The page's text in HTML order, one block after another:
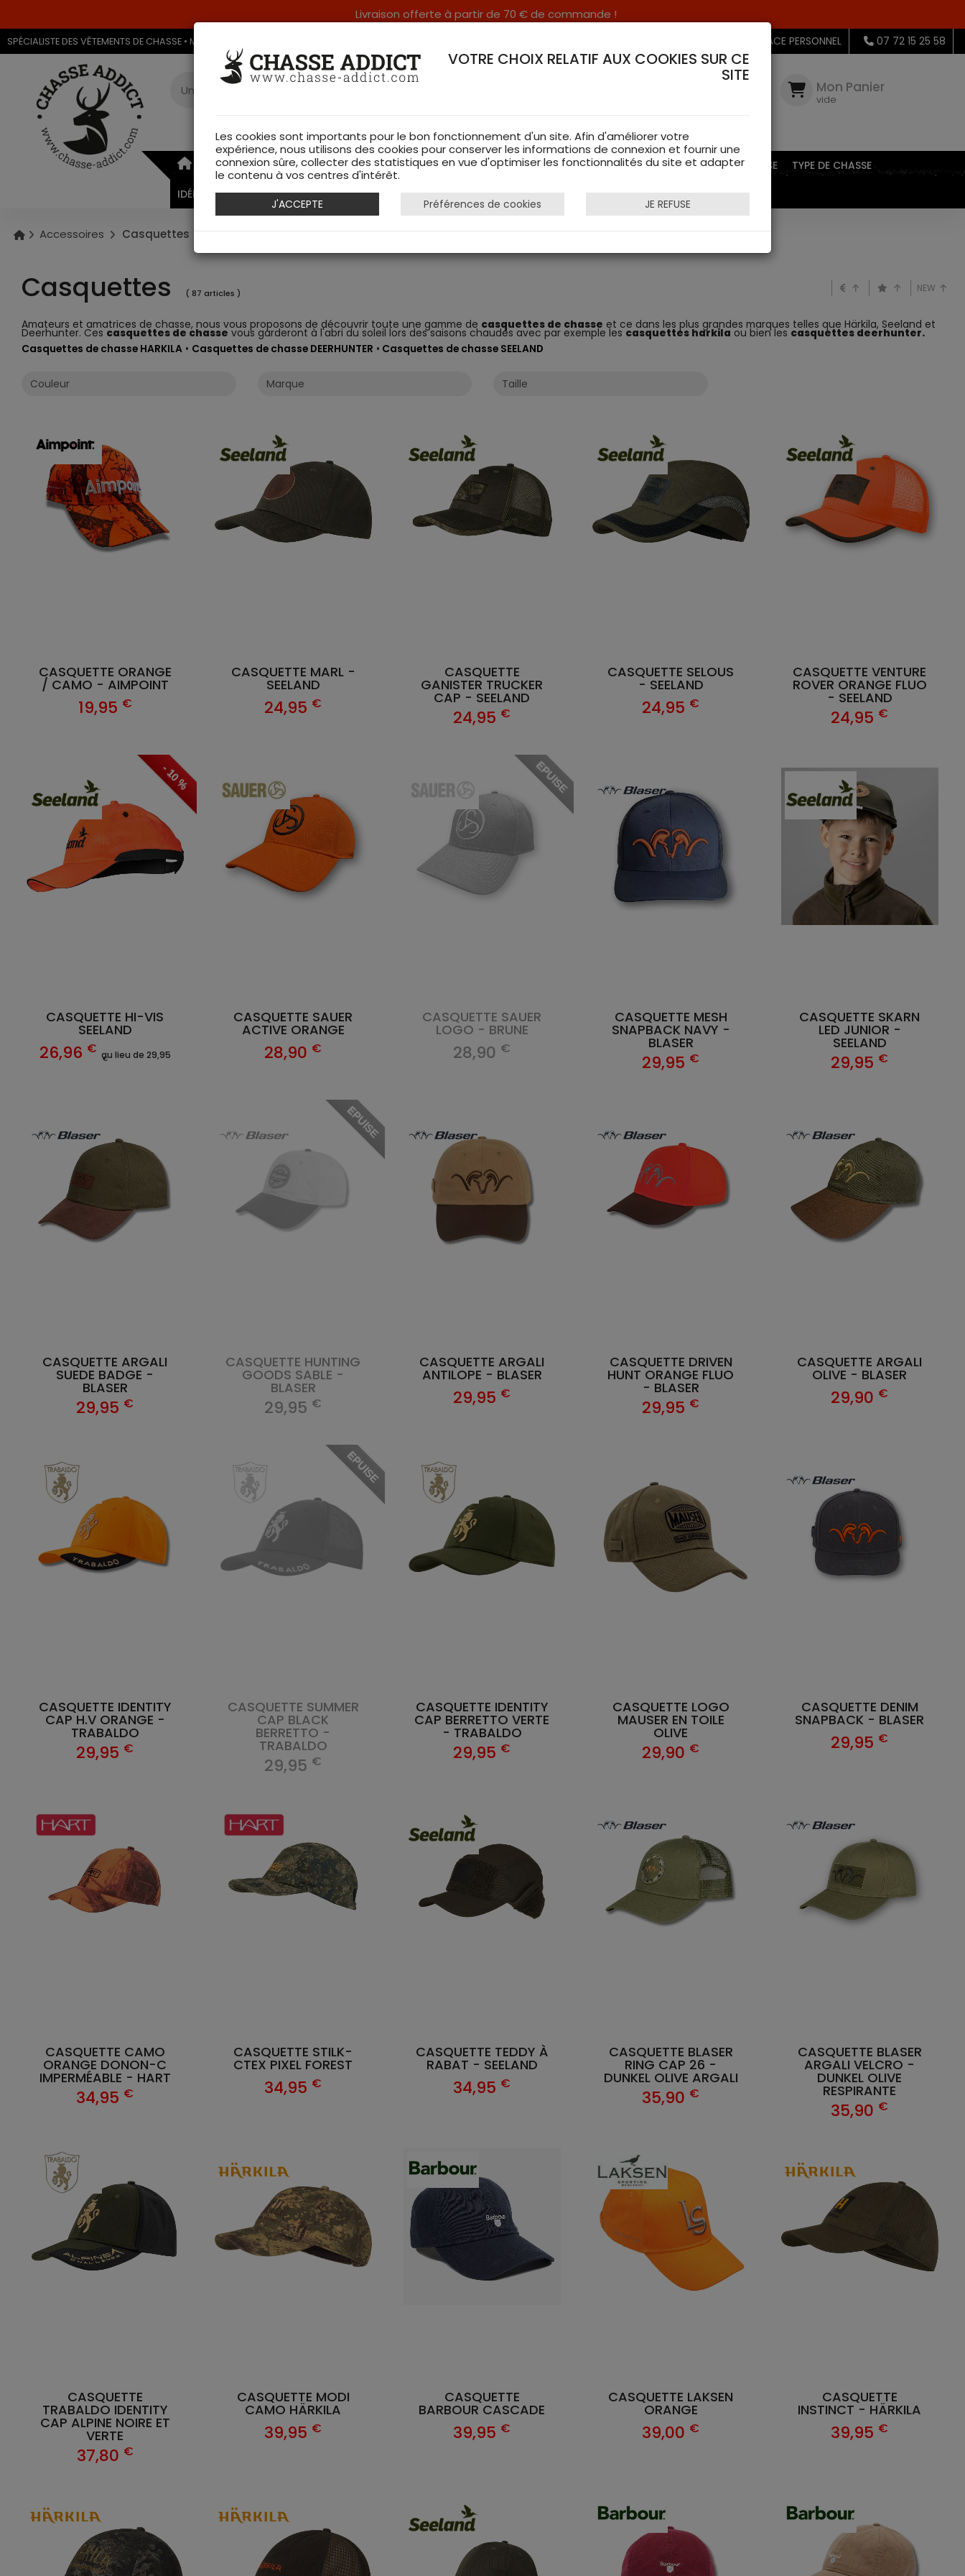
Livraison offerte à partir de 70 € de commande !
SPÉCIALISTE DES VÊTEMENTS DE CHASSE • MAGASIN DE CHASSE & ARMURERIE DANS LES VOSGES & SUR INTERNET MON ESPACE PERSONNEL 07 72 15 25 58
Mon Panier
vide
ARMURERIE VÊTEMENTS DE CHASSE RAYON FEMME CHAUSSURES ACCESSOIRES EQUIPEMENTS DE CHASSE
TYPE DE CHASSE
IDÉES CADEAUX
Accessoires Casquettes
Casquettes ( 87 articles ) NEW
Amateurs et amatrices de chasse, nous vous proposons de découvrir toute une gamme de casquettes de chasse et ce dans les plus grandes marques telles que Härkila, Seeland et
Deerhunter. Ces casquettes de chasse vous garderont à l'abri du soleil lors des saisons chaudes avec par exemple les casquettes harkila ou bien les casquettes deerhunter.
Casquettes de chasse HARKILA • Casquettes de chasse DEERHUNTER • Casquettes de chasse SEELAND
CASQUETTE MODI
CAMO HÄRKILA
39,95 €
- 10 %
CASQUETTE HI-VIS
SEELAND
26,96 € au lieu de 29,95
€
CASQUETTE
BARBOUR CASCADE
39,95 €
CASQUETTE LAKSEN
ORANGE
39,00 €
CASQUETTE MESH
SNAPBACK NAVY -
BLASER
29,95 €
CASQUETTE
INSTINCT - HÄRKILA
39,95 €
CASQUETTE ORANGE
/ CAMO - AIMPOINT
19,95 €
CASQUETTE MARL -
SEELAND
24,95 €
CASQUETTE SKARN
LED JUNIOR -
SEELAND
29,95 €
CASQUETTE
GANISTER TRUCKER
CAP - SEELAND
24,95 €
CASQUETTE SELOUS
- SEELAND
24,95 €
CASQUETTE CAMO
ORANGE DONON-C
IMPERMÉABLE - HART
34,95 €
CASQUETTE STILK-
CTEX PIXEL FOREST
34,95 €
CASQUETTE ARGALI
SUEDE BADGE -
BLASER
29,95 €
EPUISE
CASQUETTE HUNTING
GOODS SABLE -
BLASER
29,95 €
CASQUETTE ARGALI
ANTILOPE - BLASER
29,95 €
CASQUETTE DRIVEN
HUNT ORANGE FLUO
- BLASER
29,95 €
CASQUETTE ARGALI
OLIVE - BLASER
29,90 €
CASQUETTE VENTURE
ROVER ORANGE FLUO
- SEELAND
24,95 €
CASQUETTE IDENTITY
CAP H.V ORANGE -
TRABALDO
29,95 €
EPUISE
CASQUETTE SUMMER
CAP BLACK
BERRETTO -
TRABALDO
29,95 €
CASQUETTE IDENTITY
CAP BERRETTO VERTE
- TRABALDO
29,95 €
CASQUETTE TEDDY À
RABAT - SEELAND
34,95 €
CASQUETTE LOGO
MAUSER EN TOILE
OLIVE
29,90 €
CASQUETTE DENIM
SNAPBACK - BLASER
29,95 €
CASQUETTE SAUER
ACTIVE ORANGE
28,90 €
CASQUETTE BLASER
RING CAP 26 -
DUNKEL OLIVE ARGALI
35,90 €
CASQUETTE BLASER
ARGALI VELCRO -
DUNKEL OLIVE
RESPIRANTE
35,90 €
EPUISE
CASQUETTE SAUER
LOGO - BRUNE
28,90 €
CASQUETTE
TRABALDO IDENTITY
CAP ALPINE NOIRE ET
VERTE
37,80 €
VOTRE CHOIX RELATIF AUX COOKIES SUR CE
SITE
Les cookies sont importants pour le bon fonctionnement d'un site. Afin d'améliorer votre
expérience, nous utilisons des cookies pour conserver les informations de connexion et fournir une
connexion sûre, collecter des statistiques en vue d'optimiser les fonctionnalités du site et adapter
le contenu à vos centres d'intérêt.
J'ACCEPTE Préférences de cookies JE REFUSE